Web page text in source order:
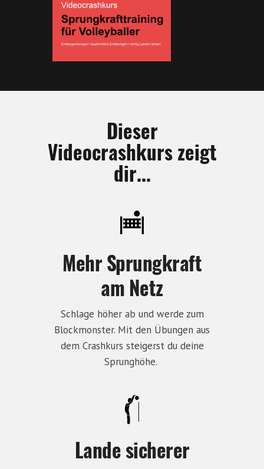
Dieser
Videocrashkurs zeigt
dir...
Mehr Sprungkraft
am Netz
Schlage höher ab und werde zum
Blockmonster. Mit den Übungen aus
dem Crashkurs steigerst du deine
Sprunghöhe.
Lande sicherer